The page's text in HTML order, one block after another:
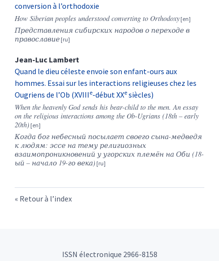
conversion à l’orthodoxie
How Siberian peoples understood converting to Orthodoxy
Представления сибирских народов о переходе в
православие
Jean-Luc Lambert
Quand le dieu céleste envoie son enfant-ours aux
hommes. Essai sur les interactions religieuses chez les
Ougriens de l’Ob (XVIIIe-début XXe siècles)
When the heavenly God sends his bear-child to the men. An essay
on the religious interactions among the Ob-Ugrians (18th – early
20th)
Когда бог небесный посылает своего сына-медведя
к людям: эссе на тему религиозных
взаимопроникновений у угорских племён на Оби (18-
ый – начало 19-го века)
Retour à l’index
ISSN électronique 2966-8158